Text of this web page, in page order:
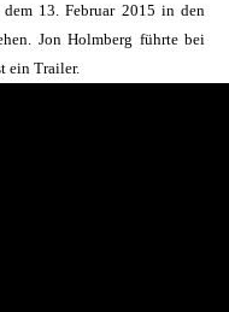
13. Februar 2015 in den
Jon Holmberg führte bei
ein Trailer.